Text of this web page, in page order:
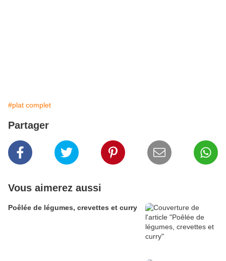
#plat complet
Partager
Vous aimerez aussi
Poêlée de légumes, crevettes et curry